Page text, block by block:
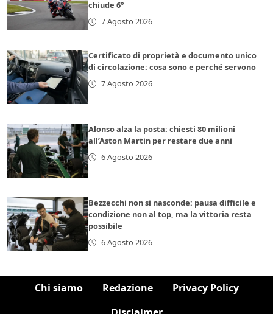
chiude 6°
7 Agosto 2026
Certificato di proprietà e documento unico
di circolazione: cosa sono e perché servono
7 Agosto 2026
Alonso alza la posta: chiesti 80 milioni
all’Aston Martin per restare due anni
6 Agosto 2026
Bezzecchi non si nasconde: pausa difficile e
condizione non al top, ma la vittoria resta
possibile
6 Agosto 2026
Chi siamo Redazione
Privacy Policy